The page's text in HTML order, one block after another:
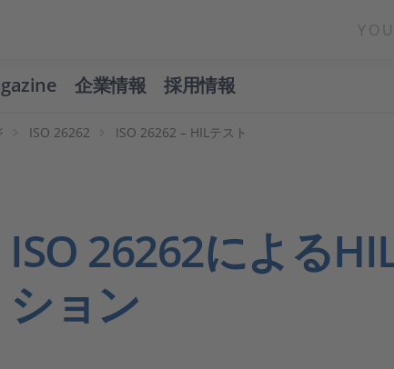
企業情報 採用情報
ISO 26262 ISO 26262 – HILテスト
ISO 26262による
ション